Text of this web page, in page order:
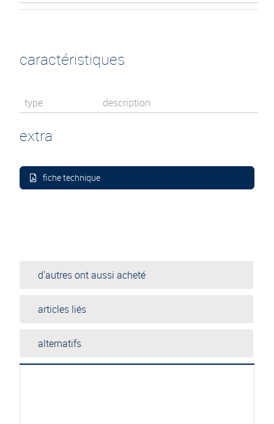
caractéristiques
type description
extra
fiche technique
d'autres ont aussi acheté
articles liés
alternatifs